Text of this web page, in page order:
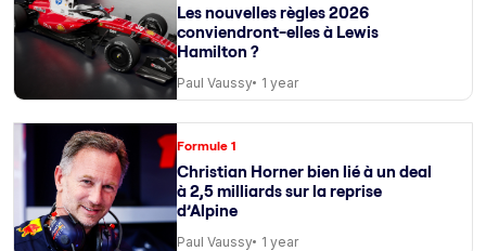
Les nouvelles règles 2026
conviendront-elles à Lewis
Hamilton ?
Paul Vaussy 1 year
Formule 1
Christian Horner bien lié à un deal
à 2,5 milliards sur la reprise
d’Alpine
Paul Vaussy 1 year